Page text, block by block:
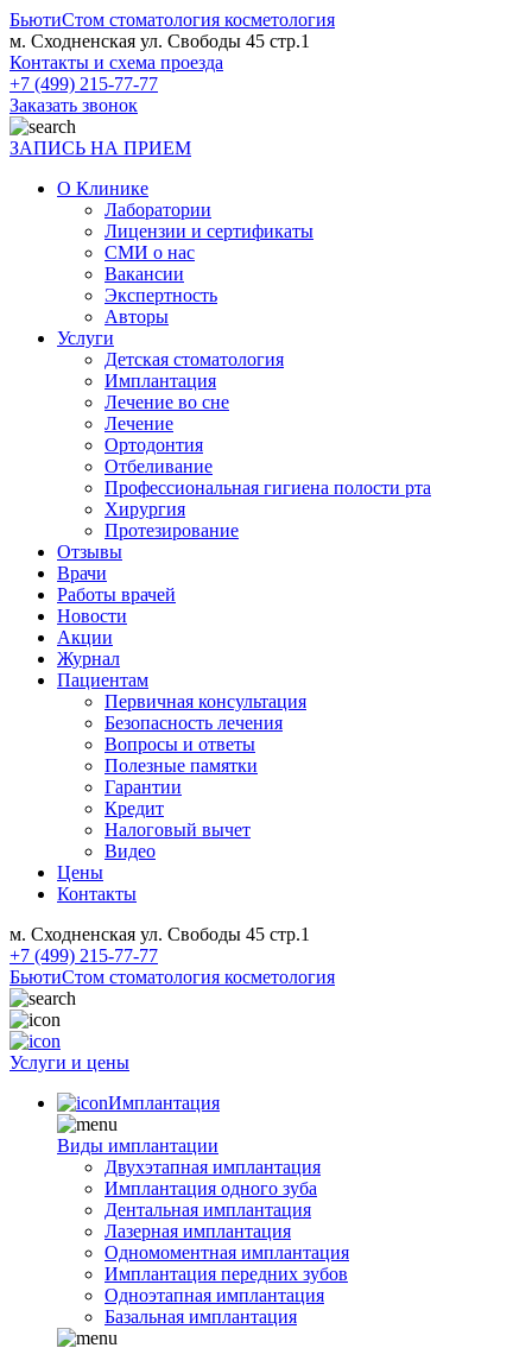
БьютиСтом стоматология косметология
м. Сходненская ул. Свободы 45 стр.1
Контакты и схема проезда
+7 (499) 215-77-77
Заказать звонок
ЗАПИСЬ НА ПРИЕМ
О Клинике
Лаборатории
Лицензии и сертификаты
СМИ о нас
Вакансии
Экспертность
Авторы
Услуги
Детская стоматология
Имплантация
Лечение во сне
Лечение
Ортодонтия
Отбеливание
Профессиональная гигиена полости рта
Хирургия
Протезирование
Отзывы
Врачи
Работы врачей
Новости
Акции
Журнал
Пациентам
Первичная консультация
Безопасность лечения
Вопросы и ответы
Полезные памятки
Гарантии
Кредит
Налоговый вычет
Видео
Цены
Контакты
м. Сходненская ул. Свободы 45 стр.1
+7 (499) 215-77-77
БьютиСтом стоматология косметология
Услуги и цены
Имплантация
Виды имплантации
Двухэтапная имплантация
Имплантация одного зуба
Дентальная имплантация
Лазерная имплантация
Одномоментная имплантация
Имплантация передних зубов
Одноэтапная имплантация
Базальная имплантация